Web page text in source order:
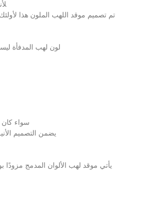
تم تصميم موقد اللهب الملون هذا لأولئك
لون لهب المدفأة
سواء كان
يضمن التصميم
يأتي موقد لهب الألوان المدمج مزودًا